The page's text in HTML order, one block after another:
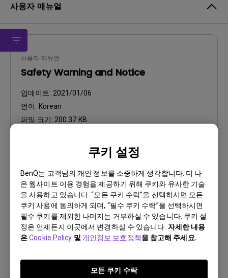
쿠키 설정
BenQ는 고객님의 개인 정보를 소중하게 생각합니다. 더 나
은 웹사이트 이용 경험을 제공하기 위해 쿠키와 유사한 기술
을 사용하고 있습니다. “모든 쿠키 수락”을 선택하시면 모든
쿠키 사용에 동의하게 되며, “필수 쿠키 수락”을 선택하시면
필수 쿠키를 제외한 나머지는 거부하실 수 있습니다. 쿠키 설
정은 언제든지 이곳에서 변경하실 수 있습니다. 자세한 내용
은Cookie Policy 및 개인정보 보호정책을 참고해 주세요.
모든 쿠키 수락
사용자 매뉴얼
사용자 매뉴얼
Safety Warning and Notice
업데이트: 2021/01/06
언어: Korean
파일 크기: 200.37 KB
사용자 매뉴얼
사용자 메뉴얼